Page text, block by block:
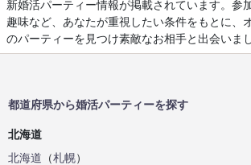
新婚活パーティー情報が掲載されています。参
趣味など、あなたが重視したい条件をもとに、
のパーティーを見つけ素敵なお相手と出会いまし
都道府県から婚活パーティーを探す
北海道
北海道 （札幌）